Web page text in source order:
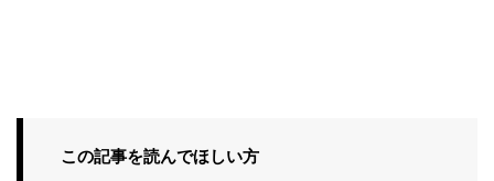
この記事を読んでほしい方